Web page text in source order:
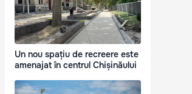
Un nou spațiu de recreere este
amenajat în centrul Chișinăului